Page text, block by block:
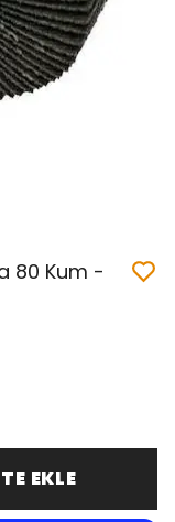
80 Kum -
EKLE